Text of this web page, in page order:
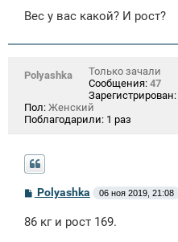
Вес у вас какой? И рост?
Polyashka
Только зачали
Сообщения: 47
Зарегистрирован:
Пол: Женский
Поблагодарили: 1 раз
С
о
б
Polyashka 06 ноя 2019, 21:08
86 кг и рост 169.